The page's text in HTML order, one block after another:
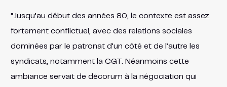
“Jusqu’au début des années 80, le contexte est assez
fortement conflictuel, avec des relations sociales
dominées par le patronat d’un côté et de l’autre les
syndicats, notamment la CGT. Néanmoins cette
ambiance servait de décorum à la négociation qui